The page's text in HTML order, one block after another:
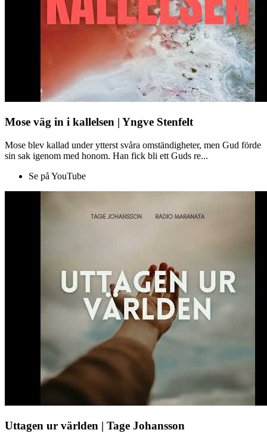
Mose väg in i kallelsen | Yngve Stenfelt
Mose blev kallad under ytterst svåra omständigheter, men Gud förde
sin sak igenom med honom. Han fick bli ett Guds re...
Se på YouTube
Uttagen ur världen | Tage Johansson